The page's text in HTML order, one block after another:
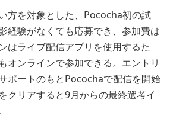
方を対象とした、Pococha初の試
経験がなくても応募でき、参加費は
はライブ配信アプリを使用するた
オンラインで参加できる。エントリ
ポートのもとPocochaで配信を開始
クリアすると9月からの最終選考イ